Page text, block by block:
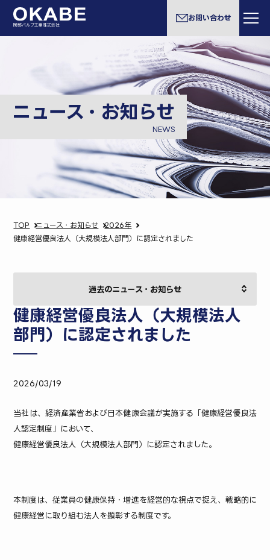
岡部バルブ工業株式会社
お問い合わせ
ニュース・お知らせ
NEWS
TOP ニュース・お知らせ
2026年
健康経営優良法人（大規模法人部門）に認定されました
健康経営優良法人（大規模法人
部門）に認定されました
2026/03/19
当社は、経済産業省および日本健康会議が実施する「健康経営優良法
人認定制度」において、
健康経営優良法人（大規模法人部門）に認定されました。
本制度は、従業員の健康保持・増進を経営的な視点で捉え、戦略的に
健康経営に取り組む法人を顕彰する制度です。